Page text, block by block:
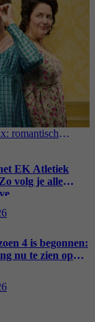
romantisch
EK Atletiek
volg je alle
4 is begonnen:
nu te zien op